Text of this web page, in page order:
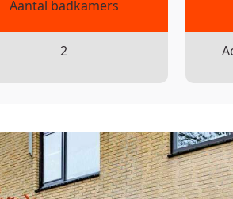
parken en uitvalswegen
Aantal badkamers
2